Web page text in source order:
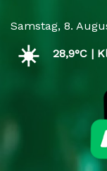
content
Samstag, 8.
☀️ 28,9°C |